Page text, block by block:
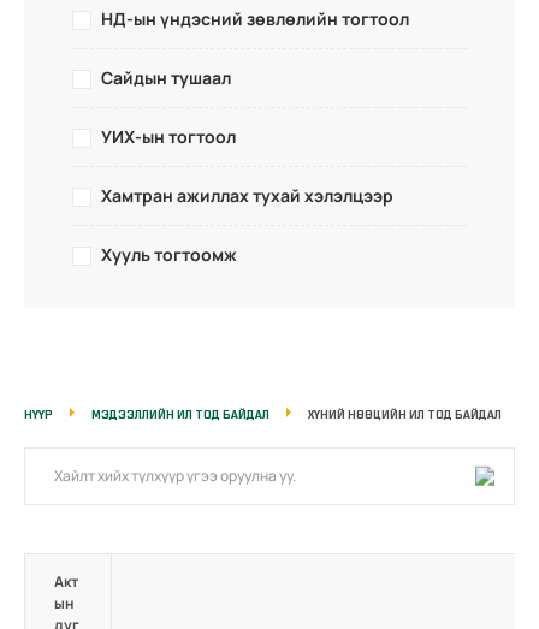
НД-ын үндэсний зөвлөлийн тогтоол
Сайдын тушаал
УИХ-ын тогтоол
Хамтран ажиллах тухай хэлэлцээр
Хууль тогтоомж
НҮҮР МЭДЭЭЛЛИЙН ИЛ ТОД БАЙДАЛ ХҮНИЙ НӨӨЦИЙН ИЛ ТОД БАЙДАЛ
Акт
ын
дуг